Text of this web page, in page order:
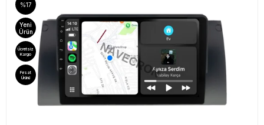
%17
Yeni
Ürün
Ücretsiz
Kargo
Fırsat
Ürünü